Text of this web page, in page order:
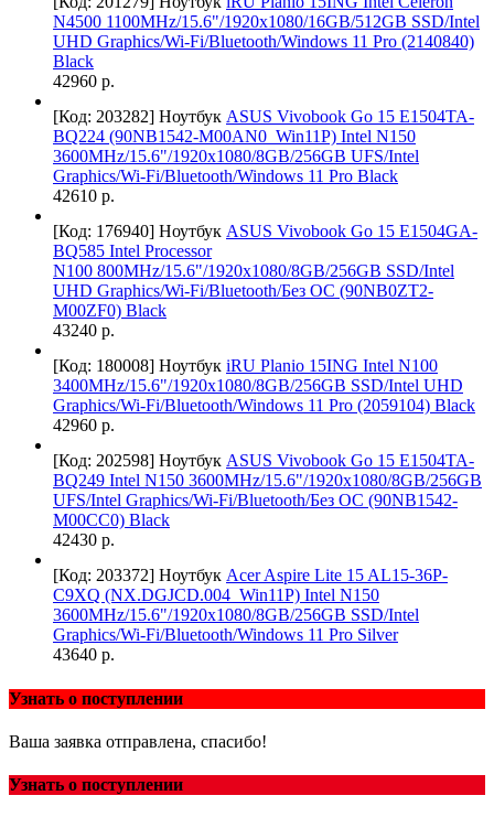
N4500 1100MHz/15.6"/1920x1080/16GB/512GB SSD/Intel
UHD Graphics/Wi-Fi/Bluetooth/Windows 11 Pro (2140840)
Black
42960 р.
[Код: 203282] Ноутбук ASUS Vivobook Go 15 E1504TA-
BQ224 (90NB1542-M00AN0_Win11P) Intel N150
3600MHz/15.6"/1920x1080/8GB/256GB UFS/Intel
Graphics/Wi-Fi/Bluetooth/Windows 11 Pro Black
42610 р.
[Код: 176940] Ноутбук ASUS Vivobook Go 15 E1504GA-
BQ585 Intel Processor
N100 800MHz/15.6"/1920x1080/8GB/256GB SSD/Intel
UHD Graphics/Wi-Fi/Bluetooth/Без ОС (90NB0ZT2-
M00ZF0) Black
43240 р.
[Код: 180008] Ноутбук iRU Planio 15ING Intel N100
3400MHz/15.6"/1920x1080/8GB/256GB SSD/Intel UHD
Graphics/Wi-Fi/Bluetooth/Windows 11 Pro (2059104) Black
42960 р.
[Код: 202598] Ноутбук ASUS Vivobook Go 15 E1504TA-
BQ249 Intel N150 3600MHz/15.6"/1920x1080/8GB/256GB
UFS/Intel Graphics/Wi-Fi/Bluetooth/Без ОС (90NB1542-
M00CC0) Black
42430 р.
[Код: 203372] Ноутбук Acer Aspire Lite 15 AL15-36P-
C9XQ (NX.DGJCD.004_Win11P) Intel N150
3600MHz/15.6"/1920x1080/8GB/256GB SSD/Intel
Graphics/Wi-Fi/Bluetooth/Windows 11 Pro Silver
43640 р.
Узнать о поступлении
Ваша заявка отправлена, спасибо!
Узнать о поступлении